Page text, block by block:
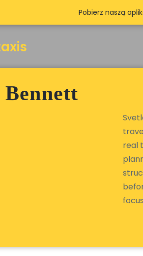
Pobierz naszą
Bennett
real